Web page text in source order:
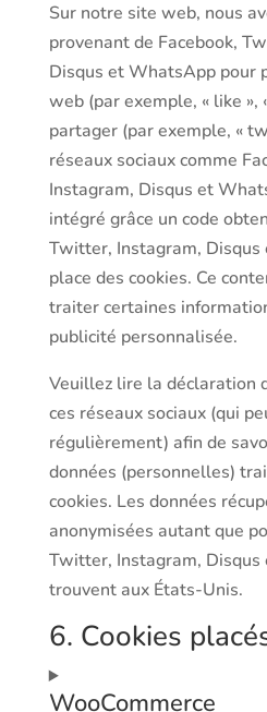
Sur notre site web, nous
provenant de Facebook,
Disqus et WhatsApp pour
web (par exemple, « like »,
partager (par exemple, «
réseaux sociaux comme
Instagram, Disqus et
intégré grâce un code
Twitter, Instagram,
place des cookies. Ce
traiter certaines
publicité personnalisée.
Veuillez lire la déclaration
ces réseaux sociaux (qui
régulièrement) afin de
données (personnelles)
cookies. Les données
anonymisées autant que
Twitter, Instagram,
trouvent aux États-Unis.
6. Cookies
WooCommerce